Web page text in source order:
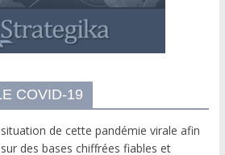
COVID-19
de cette pandémie virale afin
des bases chiffrées fiables et